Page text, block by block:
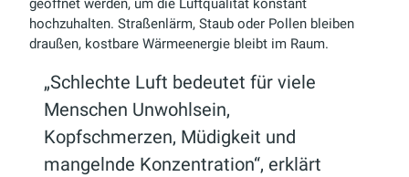
geöffnet werden, um die Luftqualität konstant
hochzuhalten. Straßenlärm, Staub oder Pollen bleiben
draußen, kostbare Wärmeenergie bleibt im Raum.
„Schlechte Luft bedeutet für viele
Menschen Unwohlsein,
Kopfschmerzen, Müdigkeit und
mangelnde Konzentration“, erklärt